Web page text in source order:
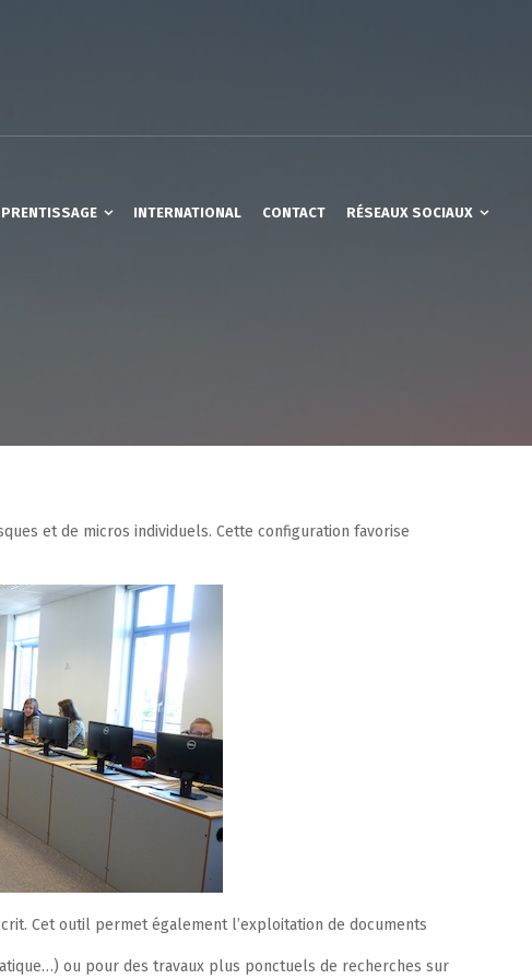
INTERNATIONAL CONTACT RÉSEAUX SOCIAUX
et de micros individuels. Cette configuration favorise
Cet outil permet également l’exploitation de documents
ou pour des travaux plus ponctuels de recherches sur